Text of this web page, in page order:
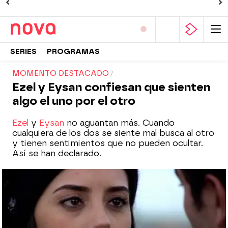
SERIES PROGRAMAS
MOMENTO DESTACADO
Ezel y Eysan confiesan que sienten
algo el uno por el otro
Ezel y Eysan no aguantan más. Cuando
cualquiera de los dos se siente mal busca al otro
y tienen sentimientos que no pueden ocultar.
Así se han declarado.